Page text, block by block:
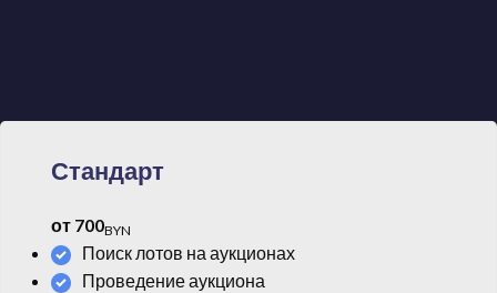
Стандарт
от 700BYN
Поиск лотов на аукционах
Проведение аукциона